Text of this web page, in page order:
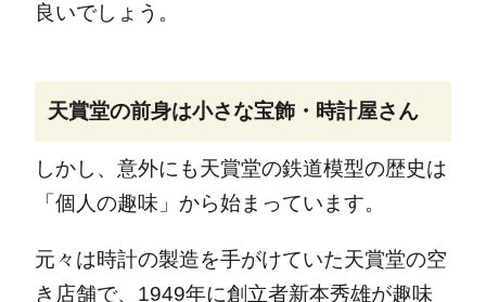
良いでしょう。
天賞堂の前身は小さな宝飾・時計屋さん
しかし、意外にも天賞堂の鉄道模型の歴史は
「個人の趣味」から始まっています。
元々は時計の製造を手がけていた天賞堂の空
き店舗で、1949年に創立者新本秀雄が趣味